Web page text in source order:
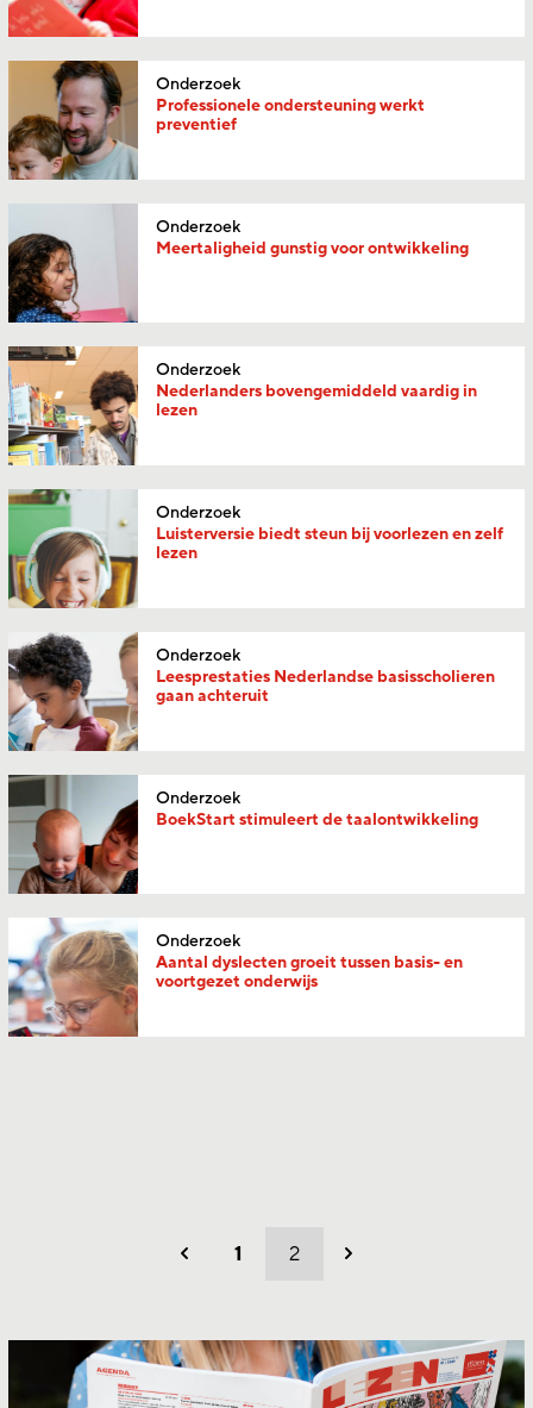
Onderzoek
Professionele ondersteuning werkt
preventief
Onderzoek
Meertaligheid gunstig voor ontwikkeling
Onderzoek
Nederlanders bovengemiddeld vaardig in
lezen
Onderzoek
Luisterversie biedt steun bij voorlezen en zelf
lezen
Onderzoek
Leesprestaties Nederlandse basisscholieren
gaan achteruit
Onderzoek
BoekStart stimuleert de taalontwikkeling
Onderzoek
Aantal dyslecten groeit tussen basis- en
voortgezet onderwijs
Vorig 1 2 Volgend